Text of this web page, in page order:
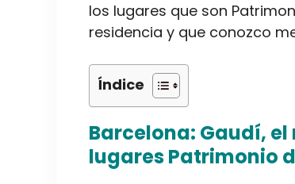
los lugares que son
residencia y que conozco
Índice
Barcelona: Gaudí,
lugares Patrimonio